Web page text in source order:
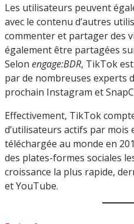
Les utilisateurs peuvent
avec le contenu d’autres
commenter et partager des
également être partagées
Selon engage:BDR, TikTok
par de nombreuses experts
prochain Instagram et
Effectivement, TikTok
d’utilisateurs actifs par mois
téléchargée au monde en
des plates-formes sociales
croissance la plus rapide,
et YouTube.